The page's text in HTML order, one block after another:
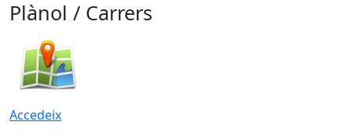
Plànol / Carrers
Accedeix